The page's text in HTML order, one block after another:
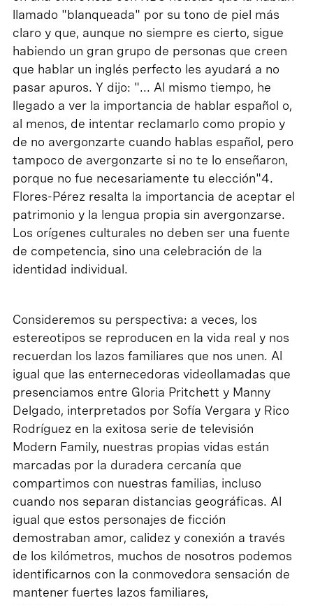
llamado "blanqueada" por su tono de piel más
claro y que, aunque no siempre es cierto, sigue
habiendo un gran grupo de personas que creen
que hablar un inglés perfecto les ayudará a no
pasar apuros. Y dijo: "... Al mismo tiempo, he
llegado a ver la importancia de hablar español o,
al menos, de intentar reclamarlo como propio y
de no avergonzarte cuando hablas español, pero
tampoco de avergonzarte si no te lo enseñaron,
porque no fue necesariamente tu elección"4.
Flores-Pérez resalta la importancia de aceptar el
patrimonio y la lengua propia sin avergonzarse.
Los orígenes culturales no deben ser una fuente
de competencia, sino una celebración de la
identidad individual.
Consideremos su perspectiva: a veces, los
estereotipos se reproducen en la vida real y nos
recuerdan los lazos familiares que nos unen. Al
igual que las enternecedoras videollamadas que
presenciamos entre Gloria Pritchett y Manny
Delgado, interpretados por Sofía Vergara y Rico
Rodríguez en la exitosa serie de televisión
Modern Family, nuestras propias vidas están
marcadas por la duradera cercanía que
compartimos con nuestras familias, incluso
cuando nos separan distancias geográficas. Al
igual que estos personajes de ficción
demostraban amor, calidez y conexión a través
de los kilómetros, muchos de nosotros podemos
identificarnos con la conmovedora sensación de
mantener fuertes lazos familiares,